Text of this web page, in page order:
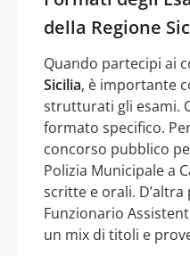
della Regione
Quando partecipi ai
Sicilia, è importante
strutturati gli esami.
formato specifico.
concorso pubblico
Polizia Municipale a
scritte e orali.
Funzionario
un mix di titoli e